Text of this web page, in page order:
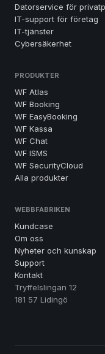
Datorservice för
IT-support för företag
IT-tjänster
Cybersäkerhet
PRODUKTER
WF Atlas
WF Booking
WF EasyBooking
WF Kassa
WF Chat
WF ISMS
WF SecurityCloud
Alla produkter
WEBBFABRIKEN
Kundcase
Om oss
Nyheter och kunskap
Support
Kontakt
Tryffelslingan 12
181 57 Lidingö